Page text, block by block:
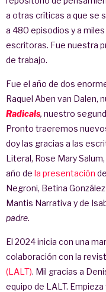
a otras críticas a que se
a 480 episodios y a
escritoras. Fue nuestra
de trabajo.
Fue el año de dos
Raquel Aben van Dalen,
Radicals, nuestro
Pronto traeremos
doy las gracias a las
Literal, Rose Mary
año de la presentación
Negroni, Betina
Mantis Narrativa y de
padre.
El 2024 inicia con una
colaboración con la
(LALT). Mil gracias a
equipo de LALT.